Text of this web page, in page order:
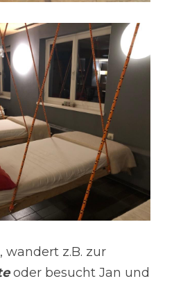
oder besucht Jan und